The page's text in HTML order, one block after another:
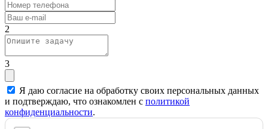
2
3
Я даю согласие на обработку своих персональных данных
и подтверждаю, что ознакомлен с политикой
конфиденциальности.